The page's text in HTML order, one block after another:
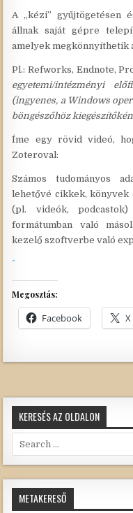
A „kézi” gyűjtögetésen
állnak saját gépre
amelyek megkönnyíthetik
Pl.: Refworks, Endnote,
egyetemi/intézményi
(ingyenes, a Windows
böngészőhöz
Íme egy rövid videó,
Zoteroval:
Számos tudományos
lehetővé cikkek, könyvek
(pl. videók, podcastok)
formátumban való
kezelő szoftverbe való
Megosztás:
Facebook X
KERESÉS AZ OLDALON
Search
for:
METAKERESŐ